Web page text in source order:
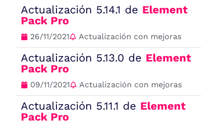
Actualización 5.14.1 de Element
Pack Pro
26/11/2021 Actualización con mejoras
Actualización 5.13.0 de Element
Pack Pro
09/11/2021 Actualización con mejoras
Actualización 5.11.1 de Element
Pack Pro